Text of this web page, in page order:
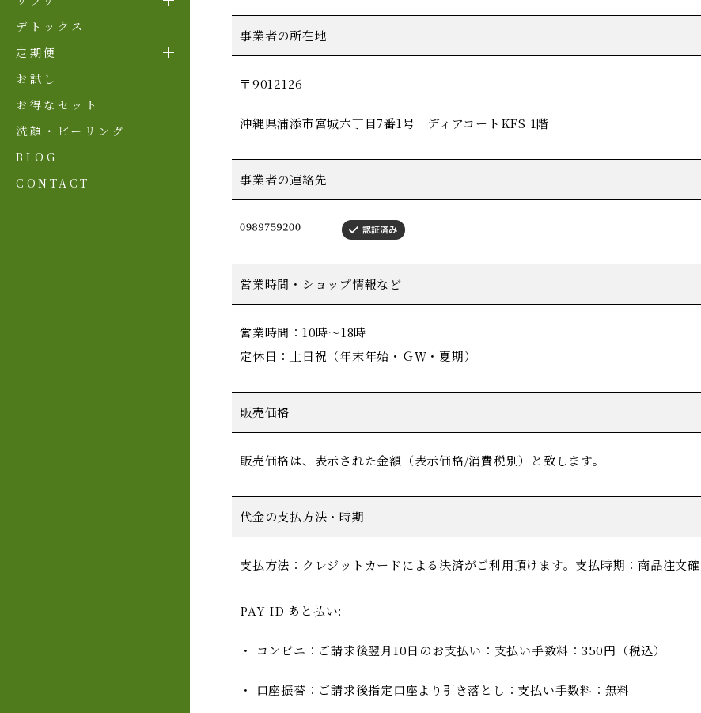
デトックス
定期便
お試し
お得なセット
洗顔・ピーリング
BLOG
CONTACT
事業者の所在地
〒9012126
沖縄県浦添市宮城六丁目7番1号 ディアコートKFS 1階
事業者の連絡先
営業時間・ショップ情報など
営業時間：10時～18時
定休日：土日祝（年末年始・ＧＷ・夏期）
販売価格
販売価格は、表示された金額（表示価格/消費税別）と致します。
代金の支払方法・時期
支払方法：クレジットカードによる決済がご利用頂けます。支払時期：商品注文
PAY ID あと払い:
・ コンビニ：ご請求後翌月10日のお支払い：支払い手数料：350円（税込）
・ 口座振替：ご請求後指定口座より引き落とし：支払い手数料：無料